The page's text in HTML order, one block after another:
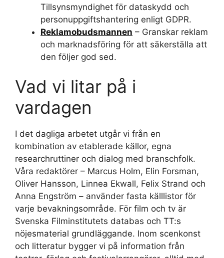
Tillsynsmyndighet för dataskydd och
personuppgiftshantering enligt GDPR.
Reklamobudsmannen – Granskar reklam
och marknadsföring för att säkerställa att
den följer god sed.
Vad vi litar på i
vardagen
I det dagliga arbetet utgår vi från en
kombination av etablerade källor, egna
researchruttiner och dialog med branschfolk.
Våra redaktörer – Marcus Holm, Elin Forsman,
Oliver Hansson, Linnea Ekwall, Felix Strand och
Anna Engström – använder fasta källlistor för
varje bevakningsområde. För film och tv är
Svenska Filminstitutets databas och TT:s
nöjesmaterial grundläggande. Inom scenkonst
och litteratur bygger vi på information från